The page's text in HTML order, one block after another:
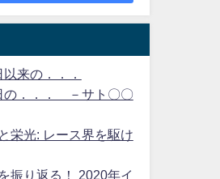
来の．．．
の．．． －サト〇〇
栄光: レース界を駆け
振り返る！ 2020年イ